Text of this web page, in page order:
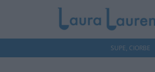
SUPE, CIORBE